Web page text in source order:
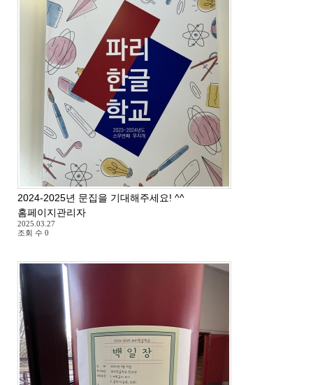
2024-2025년 문집을 기대해주세요! ^^
홈페이지관리자
2025.03.27
조회 수 0